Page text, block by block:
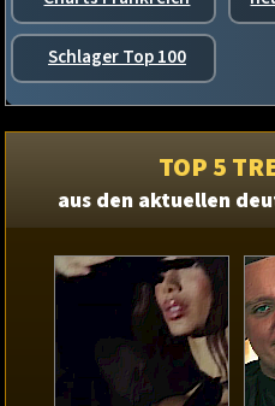
Schlager Top 100
TOP 5
aus den aktuellen